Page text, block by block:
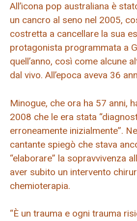
All’icona pop australiana è
un cancro al seno nel 2005,
costretta a cancellare la sua
protagonista programmata a
quell’anno, così come alcune
dal vivo. All’epoca aveva 36
Minogue, che ora ha 57 anni,
2008 che le era stata
erroneamente inizialmente”.
cantante spiegò che stava
“elaborare” la sopravvivenza
aver subito un intervento
chemioterapia.
“È un trauma e ogni trauma